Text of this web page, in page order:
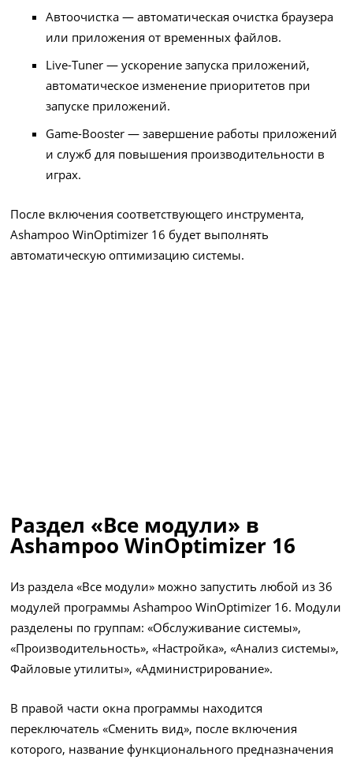
Автоочистка — автоматическая очистка браузера
или приложения от временных файлов.
Live-Tuner — ускорение запуска приложений,
автоматическое изменение приоритетов при
запуске приложений.
Game-Booster — завершение работы приложений
и служб для повышения производительности в
играх.
После включения соответствующего инструмента,
Ashampoo WinOptimizer 16 будет выполнять
автоматическую оптимизацию системы.
Раздел «Все модули» в
Ashampoo WinOptimizer 16
Из раздела «Все модули» можно запустить любой из 36
модулей программы Ashampoo WinOptimizer 16. Модули
разделены по группам: «Обслуживание системы»,
«Производительность», «Настройка», «Анализ системы»,
Файловые утилиты», «Администрирование».
В правой части окна программы находится
переключатель «Сменить вид», после включения
которого, название функционального предназначения